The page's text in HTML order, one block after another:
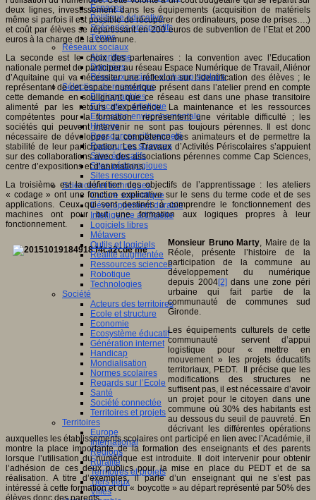
Espaces
Politique éducative
Scénarios prospectifs
Temps
Réseaux sociaux
Algorithme
Données
Réseaux sociaux et champ scolaire
Sélection de ressources
Bibliographies
Education artistique
Education environnementale
Histoire
Ressources citoyenneté
Ressources sciences
Sites éducatifs
Sites pédagogiques
Sites ressources
Sciences et techniques
Culture scientifique
Développement durable
Intelligence artificielle
Logiciels libres
Métavers
Outils et logiciels
Réalité augmentée
Ressources sciences
Robotique
Technologies
Société
Acteurs des territoires
Ecole et structure
Economie
Ecosystème éducatif
Génération internet
Handicap
Mondialisation
Normes scolaires
Regards sur l’Ecole
Santé
Société connectée
Territoires et projets
Territoires
Europe
International
Régions
Ruralité
Territoires et projets
Tiers lieux
Villes
deux lignes, investissement dans les équipements (acquisition de matériels
même si parfois il est possible de récupérer des ordinateurs, pose de prises….)
et coût par élèves se répartissant en 200 euros de subvention de l’Etat et 200
euros à la charge de la commune.
La seconde est le choix des partenaires : la convention avec l’Education
nationale permet de participer au réseau Espace Numérique de Travail, Aliénor
d’Aquitaine qui va nécessiter une réflexion sur l’identification des élèves ; le
représentant de cet espace numérique présent dans l’atelier prend en compte
cette demande en soulignant que ce réseau est dans une phase transitoire
alimenté par les retours d’expérience. La maintenance et les ressources
compétentes pour la formation représentent une véritable difficulté ; les
sociétés qui peuvent intervenir ne sont pas toujours pérennes. Il est donc
nécessaire de développer la compétence des animateurs et de permettre la
stabilité de leur participation. Les Travaux d’Activités Périscolaires s’appuient
sur des collaborations avec des associations pérennes comme Cap Sciences,
centre d’expositions et d’animations.
La troisième est la définition des objectifs de l’apprentissage : les ateliers
« codage » ont une fonction explicative sur le sens du terme code et de ses
applications. Ceux qui sont destinés à comprendre le fonctionnement des
machines ont pour but une formation aux logiques propres à leur
fonctionnement.
Monsieur Bruno Marty, Maire de la
Réole, présente l’histoire de la
participation de la commune au
développement du numérique
depuis 2004[2]dans une zone péri
urbaine qui fait partie de la
communauté de communes sud
Gironde.
Les équipements culturels de cette
communauté servent d’appui
logistique pour « mettre en
mouvement » les projets éducatifs
territoriaux, PEDT. Il précise que les
modifications des structures ne
suffisent pas, il est nécessaire d’avoir
un projet pour le citoyen dans une
commune où 30% des habitants est
au dessous du seuil de pauvreté. En
décrivant les différentes opérations
auxquelles les établissements scolaires ont participé en lien avec l’Académie, il
montre la place importante de la formation des enseignants et des parents
lorsque l’utilisation du numérique est introduite. Il doit intervenir pour obtenir
l’adhésion de ces deux publics pour la mise en place du PEDT et de sa
réalisation. A titre d’exemples, il parle d’un enseignant qui ne s’est pas
intéressé à cette formation et du « boycotte » au départ représenté par 50% des
élèves donc des parents.